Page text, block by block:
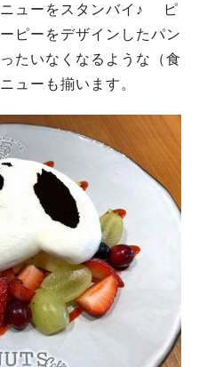
ニューをスタンバイ♪ ピ
ピーをデザインしたパン
たいなくなるような（食
ューも揃います。